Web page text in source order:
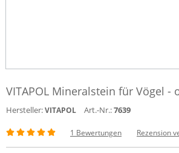
VITAPOL Mineralstein für Vögel -
Hersteller:VITAPOL Art.-Nr.:7639
1 Bewertungen Rezension